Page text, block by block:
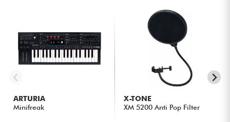
ARTURIA
Minifreak
X-TONE
XM 5200 Anti Pop Filter